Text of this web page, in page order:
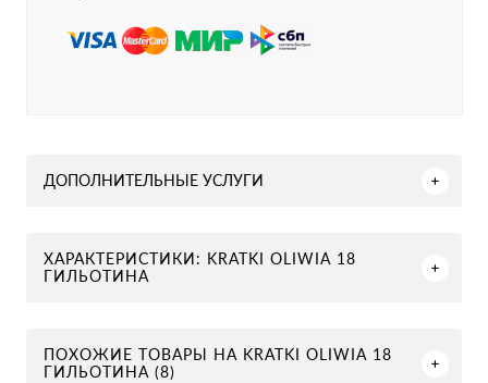
ДОПОЛНИТЕЛЬНЫЕ УСЛУГИ
ХАРАКТЕРИСТИКИ: KRATKI OLIWIA 18
ГИЛЬОТИНА
ПОХОЖИЕ ТОВАРЫ НА KRATKI OLIWIA 18
ГИЛЬОТИНА (8)